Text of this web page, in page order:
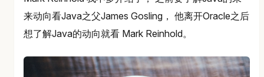
来动向看Java之父James Gosling， 他离开Oracle之后
想了解Java的动向就看 Mark Reinhold。